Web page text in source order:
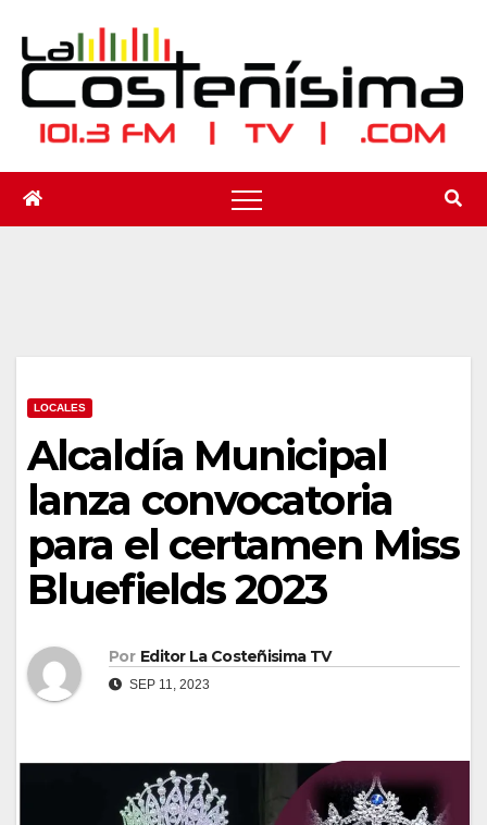
contenido
LOCALES
Alcaldía Municipal
lanza convocatoria
para el certamen Miss
Bluefields 2023
Por Editor La Costeñisima TV
SEP 11, 2023